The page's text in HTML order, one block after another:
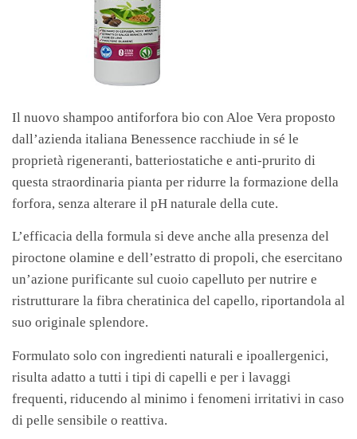
Il nuovo shampoo antiforfora bio con Aloe Vera proposto
dall’azienda italiana Benessence racchiude in sé le
proprietà rigeneranti, batteriostatiche e anti-prurito di
questa straordinaria pianta per ridurre la formazione della
forfora, senza alterare il pH naturale della cute.
L’efficacia della formula si deve anche alla presenza del
piroctone olamine e dell’estratto di propoli, che esercitano
un’azione purificante sul cuoio capelluto per nutrire e
ristrutturare la fibra cheratinica del capello, riportandola al
suo originale splendore.
Formulato solo con ingredienti naturali e ipoallergenici,
risulta adatto a tutti i tipi di capelli e per i lavaggi
frequenti, riducendo al minimo i fenomeni irritativi in caso
di pelle sensibile o reattiva.